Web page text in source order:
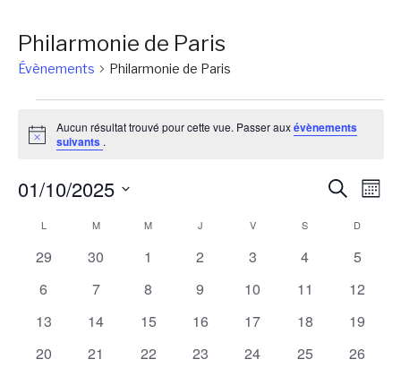
Philarmonie de Paris
Évènements Philarmonie de Paris
Notice
Aucun résultat trouvé pour cette vue. Passer auxévènements
suivants .
de
Mois
01/10/2025
date.
Calendrier
de
Évènements
LLUNDI MMARDI M MERCREDI
J VVENDREDIS D
0
29
0
30
0
1
0
2
0
3
0
4
0
5
0
6
0
7
0
8
0
9
0
10
0
11
0
12
0
13
0
14
0
15
0
16
0
17
0
18
0
19
0
20
0
21
0
22
0
23
0
24
0
25
0
26